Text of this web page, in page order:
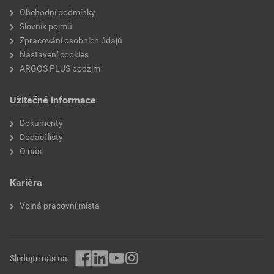
Průhledné
Řešitelný spojovací prvek
Popisovací plocha
Třída hořlavosti izolačního
materiálu dle UL 94
Schválení UL
Druh upevnění
Fluorescenční
Obchodní podmínky
Slovník pojmů
Zpracování osobních údajů
Nastavení cookies
ARGOS PLUS podzim
Užitečné informace
Dokumenty
Dodací listy
O nás
Kariéra
Volná pracovní místa
Sledujte nás na: